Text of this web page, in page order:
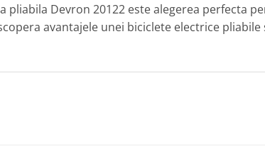
pliabila Devron 20122 este alegerea perfecta
avantajele unei biciclete electrice